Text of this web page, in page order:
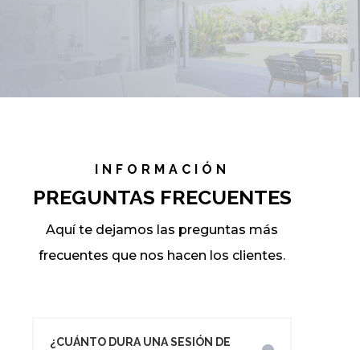
INFORMACIÓN
PREGUNTAS FRECUENTES
Aquí te dejamos las preguntas más
frecuentes que nos hacen los clientes.
¿CUÁNTO DURA UNA SESIÓN DE